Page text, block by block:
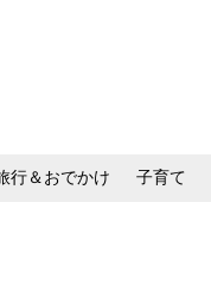
行＆おでかけ 子育て